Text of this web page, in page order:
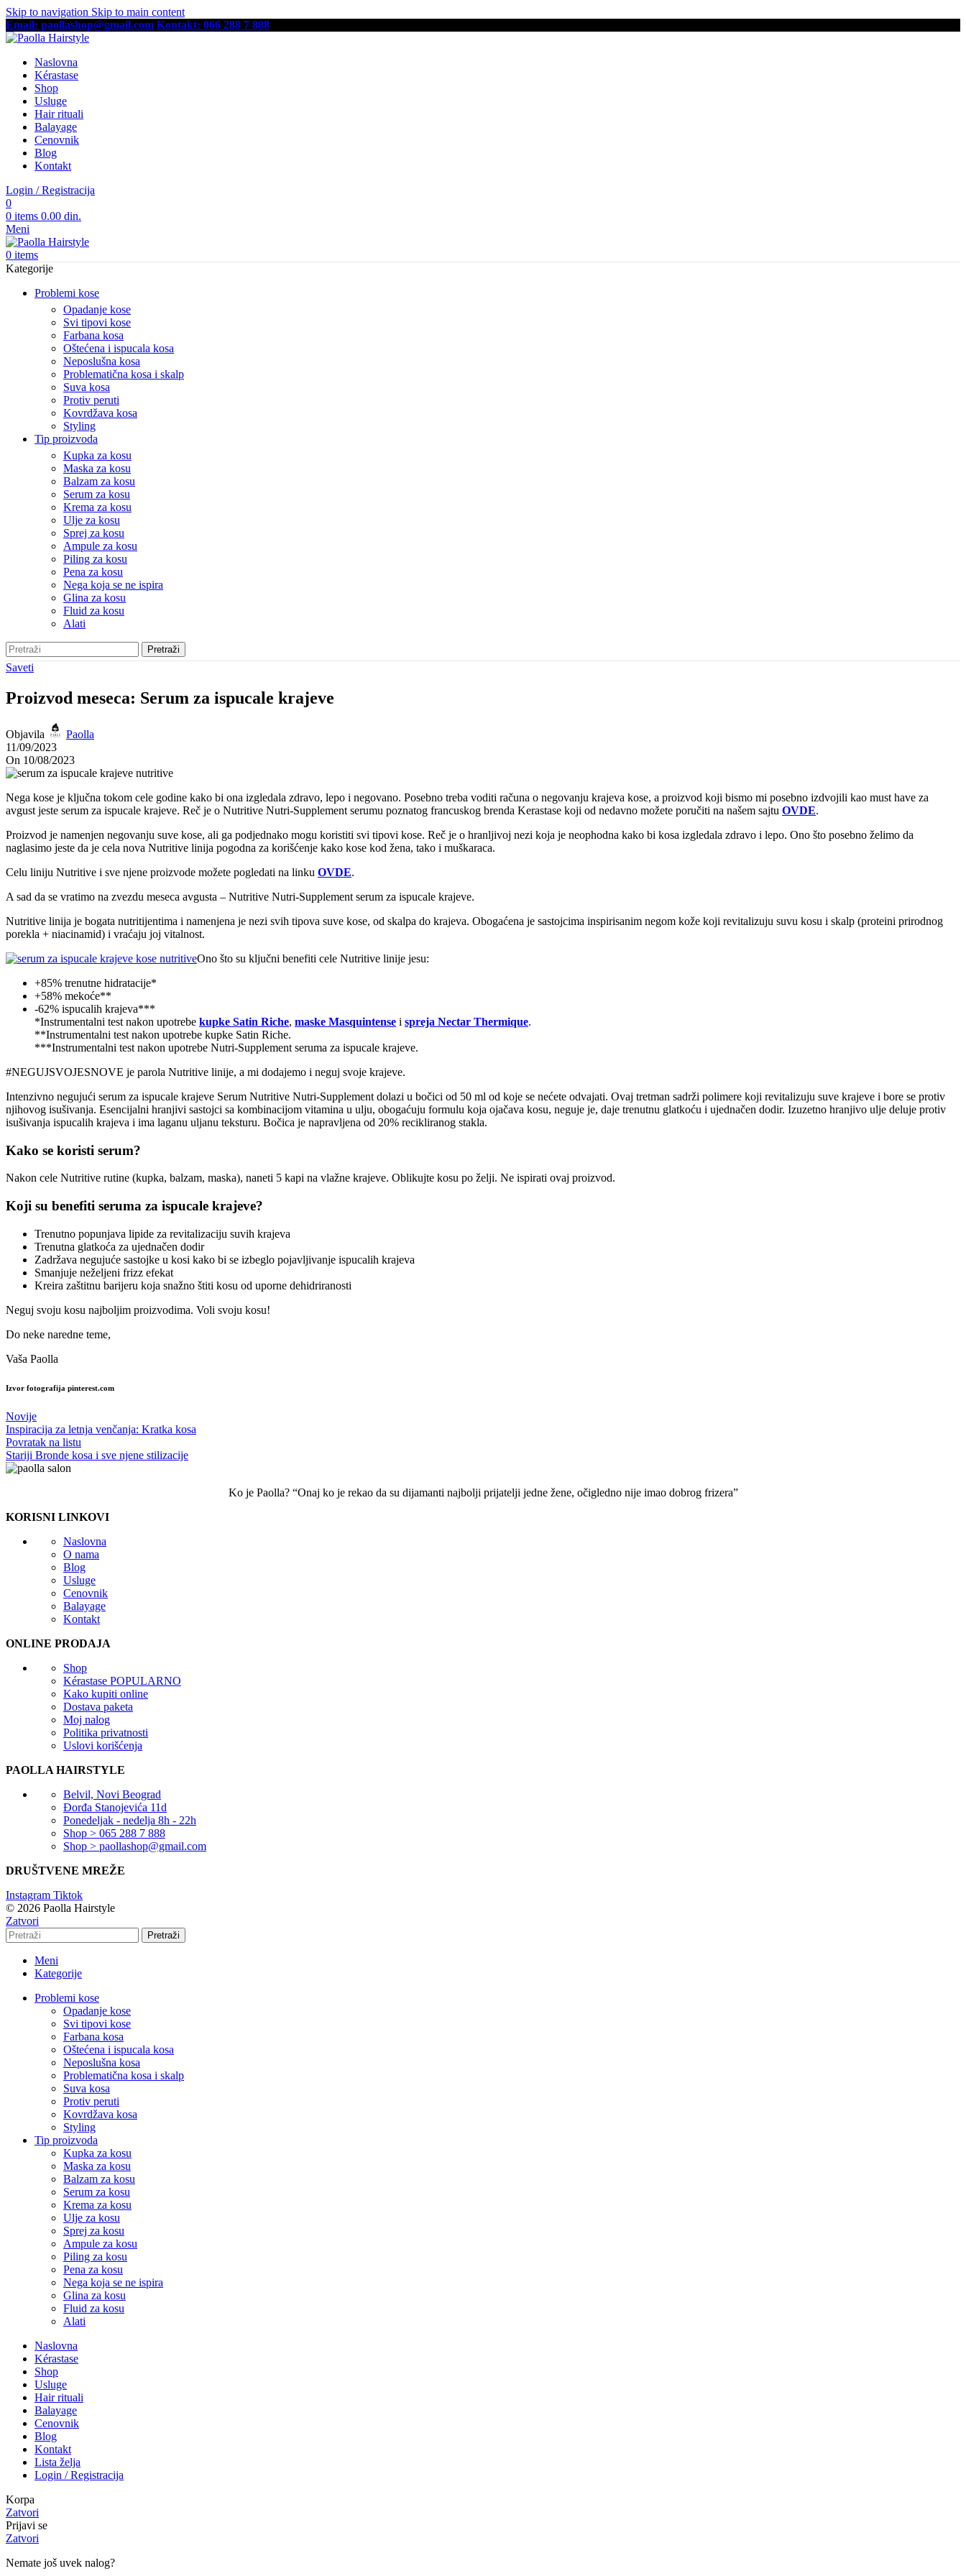
Skip to navigation Skip to main content
Email: paollashop@gmail.com Kontakt: 066 288 7 888
Naslovna
Kérastase
Shop
Usluge
Hair rituali
Balayage
Cenovnik
Blog
Kontakt
Login / Registracija
0
0 items 0.00 din.
Meni
0 items
Kategorije
Problemi kose
Opadanje kose
Svi tipovi kose
Farbana kosa
Oštećena i ispucala kosa
Neposlušna kosa
Problematična kosa i skalp
Suva kosa
Protiv peruti
Kovrdžava kosa
Styling
Tip proizvoda
Kupka za kosu
Maska za kosu
Balzam za kosu
Serum za kosu
Krema za kosu
Ulje za kosu
Sprej za kosu
Ampule za kosu
Piling za kosu
Pena za kosu
Nega koja se ne ispira
Glina za kosu
Fluid za kosu
Alati
Pretraži
Saveti
Proizvod meseca: Serum za ispucale krajeve
Objavila
Paolla
11/09/2023
On 10/08/2023
Nega kose je ključna tokom cele godine kako bi ona izgledala zdravo, lepo i negovano. Posebno treba voditi računa o negovanju krajeva kose, a proizvod koji bismo mi posebno izdvojili kao must have za
avgust jeste serum za ispucale krajeve. Reč je o Nutritive Nutri-Supplement serumu poznatog francuskog brenda Kerastase koji od nedavno možete poručiti na našem sajtu OVDE.
Proizvod je namenjen negovanju suve kose, ali ga podjednako mogu koristiti svi tipovi kose. Reč je o hranljivoj nezi koja je neophodna kako bi kosa izgledala zdravo i lepo. Ono što posebno želimo da
naglasimo jeste da je cela nova Nutritive linija pogodna za korišćenje kako kose kod žena, tako i muškaraca.
Celu liniju Nutritive i sve njene proizvode možete pogledati na linku OVDE.
A sad da se vratimo na zvezdu meseca avgusta – Nutritive Nutri-Supplement serum za ispucale krajeve.
Nutritive linija je bogata nutritijentima i namenjena je nezi svih tipova suve kose, od skalpa do krajeva. Obogaćena je sastojcima inspirisanim negom kože koji revitalizuju suvu kosu i skalp (proteini prirodnog
porekla + niacinamid) i vraćaju joj vitalnost.
Ono što su ključni benefiti cele Nutritive linije jesu:
+85% trenutne hidratacije*
+58% mekoće**
-62% ispucalih krajeva***
*Instrumentalni test nakon upotrebe kupke Satin Riche, maske Masquintense i spreja Nectar Thermique.
**Instrumentalni test nakon upotrebe kupke Satin Riche.
***Instrumentalni test nakon upotrebe Nutri-Supplement seruma za ispucale krajeve.
#NEGUJSVOJESNOVE je parola Nutritive linije, a mi dodajemo i neguj svoje krajeve.
Intenzivno negujući serum za ispucale krajeve Serum Nutritive Nutri-Supplement dolazi u bočici od 50 ml od koje se nećete odvajati. Ovaj tretman sadrži polimere koji revitalizuju suve krajeve i bore se protiv
njihovog isušivanja. Esencijalni hranjivi sastojci sa kombinacijom vitamina u ulju, obogaćuju formulu koja ojačava kosu, neguje je, daje trenutnu glatkoću i ujednačen dodir. Izuzetno hranjivo ulje deluje protiv
isušivanja ispucalih krajeva i ima laganu uljanu teksturu. Bočica je napravljena od 20% recikliranog stakla.
Kako se koristi serum?
Nakon cele Nutritive rutine (kupka, balzam, maska), naneti 5 kapi na vlažne krajeve. Oblikujte kosu po želji. Ne ispirati ovaj proizvod.
Koji su benefiti seruma za ispucale krajeve?
Trenutno popunjava lipide za revitalizaciju suvih krajeva
Trenutna glatkoća za ujednačen dodir
Zadržava negujuće sastojke u kosi kako bi se izbeglo pojavljivanje ispucalih krajeva
Smanjuje neželjeni frizz efekat
Kreira zaštitnu barijeru koja snažno štiti kosu od uporne dehidriranosti
Neguj svoju kosu najboljim proizvodima. Voli svoju kosu!
Do neke naredne teme,
Vaša Paolla
Izvor fotografija pinterest.com
Novije
Inspiracija za letnja venčanja: Kratka kosa
Povratak na listu
Stariji Bronde kosa i sve njene stilizacije
Ko je Paolla? “Onaj ko je rekao da su dijamanti najbolji prijatelji jedne žene, očigledno nije imao dobrog frizera”
KORISNI LINKOVI
Naslovna
O nama
Blog
Usluge
Cenovnik
Balayage
Kontakt
ONLINE PRODAJA
Shop
Kérastase POPULARNO
Kako kupiti online
Dostava paketa
Moj nalog
Politika privatnosti
Uslovi korišćenja
PAOLLA HAIRSTYLE
Belvil, Novi Beograd
Đorđa Stanojevića 11d
Ponedeljak - nedelja 8h - 22h
Shop > 065 288 7 888
Shop > paollashop@gmail.com
DRUŠTVENE MREŽE
Instagram Tiktok
© 2026 Paolla Hairstyle
Zatvori
Pretraži
Meni
Kategorije
Problemi kose
Opadanje kose
Svi tipovi kose
Farbana kosa
Oštećena i ispucala kosa
Neposlušna kosa
Problematična kosa i skalp
Suva kosa
Protiv peruti
Kovrdžava kosa
Styling
Tip proizvoda
Kupka za kosu
Maska za kosu
Balzam za kosu
Serum za kosu
Krema za kosu
Ulje za kosu
Sprej za kosu
Ampule za kosu
Piling za kosu
Pena za kosu
Nega koja se ne ispira
Glina za kosu
Fluid za kosu
Alati
Naslovna
Kérastase
Shop
Usluge
Hair rituali
Balayage
Cenovnik
Blog
Kontakt
Lista želja
Login / Registracija
Korpa
Zatvori
Prijavi se
Zatvori
Nemate još uvek nalog?